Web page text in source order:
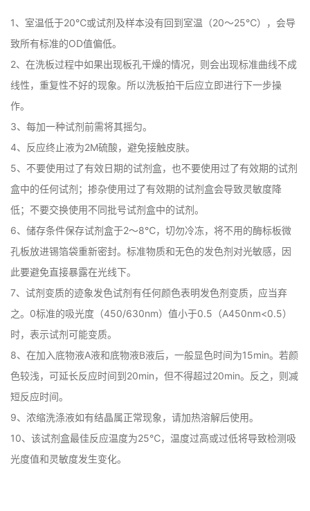
1、室温低于20℃或试剂及样本没有回到室温（20～25℃），会导
致所有标准的OD值偏低。
2、在洗板过程中如果出现板孔干燥的情况，则会出现标准曲线不成
线性，重复性不好的现象。所以洗板拍干后应立即进行下一步操
作。
3、每加一种试剂前需将其摇匀。
4、反应终止液为2M硫酸，避免接触皮肤。
5、不要使用过了有效日期的试剂盒，也不要使用过了有效期的试剂
盒中的任何试剂；掺杂使用过了有效期的试剂盒会导致灵敏度降
低；不要交换使用不同批号试剂盒中的试剂。
6、储存条件保存试剂盒于2～8℃，切勿冷冻，将不用的酶标板微
孔板放进锡箔袋重新密封。标准物质和无色的发色剂对光敏感，因
此要避免直接暴露在光线下。
7、试剂变质的迹象发色试剂有任何颜色表明发色剂变质，应当弃
之。0标准的吸光度（450/630nm）值小于0.5（A450nm<0.5）
时，表示试剂可能变质。
8、在加入底物液A液和底物液B液后，一般显色时间为15min。若颜
色较浅，可延长反应时间到20min，但不得超过20min。反之，则减
短反应时间。
9、浓缩洗涤液如有结晶属正常现象，请加热溶解后使用。
10、该试剂盒最佳反应温度为25℃，温度过高或过低将导致检测吸
光度值和灵敏度发生变化。